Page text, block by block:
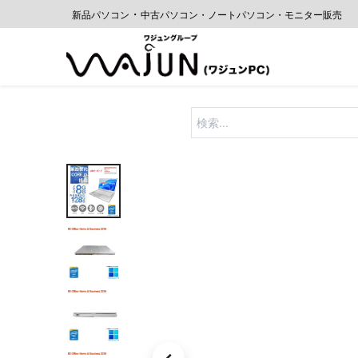
新品パソコン ・ 中古パソコン・ノートパソコン・モニター販売